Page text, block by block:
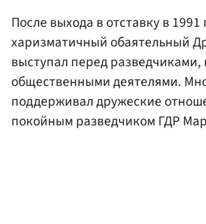
После выхода в отставку в 1991
харизматичный обаятельный
выступал перед
общественными деятелями.
поддерживал дружеские
покойным разведчиком ГДР